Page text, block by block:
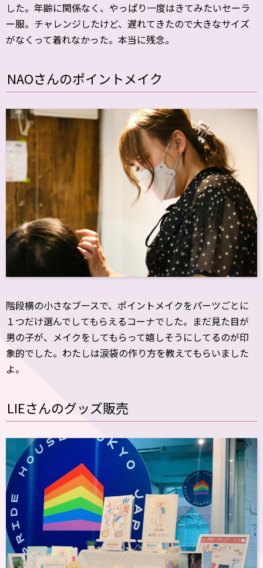
した。年齢に関係なく、やっぱり一度はきてみたいセーラ
ー服。チャレンジしたけど、遅れてきたので大きなサイズ
がなくって着れなかった。本当に残念。
NAOさんのポイントメイク
階段横の小さなブースで、ポイントメイクをパーツごとに
１つだけ選んでしてもらえるコーナでした。まだ見た目が
男の子が、メイクをしてもらって嬉しそうにしてるのが印
象的でした。わたしは涙袋の作り方を教えてもらいました
よ。
LIEさんのグッズ販売